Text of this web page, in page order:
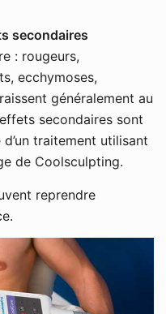
secondaires
: rougeurs,
ecchymoses,
généralement au
secondaires sont
traitement utilisant
de Coolsculpting.
reprendre